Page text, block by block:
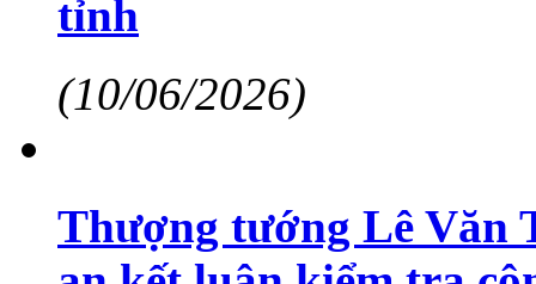
tỉnh
(10/06/2026)
Thượng tướng Lê Văn